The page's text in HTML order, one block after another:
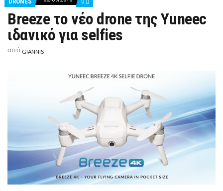
ON
BREEZE
ΤΟ
ΝΈΟ
DRONE
SELFIES
Breeze το νέο drone της Yuneec
ιδανικό για selfies
από GIANNIS